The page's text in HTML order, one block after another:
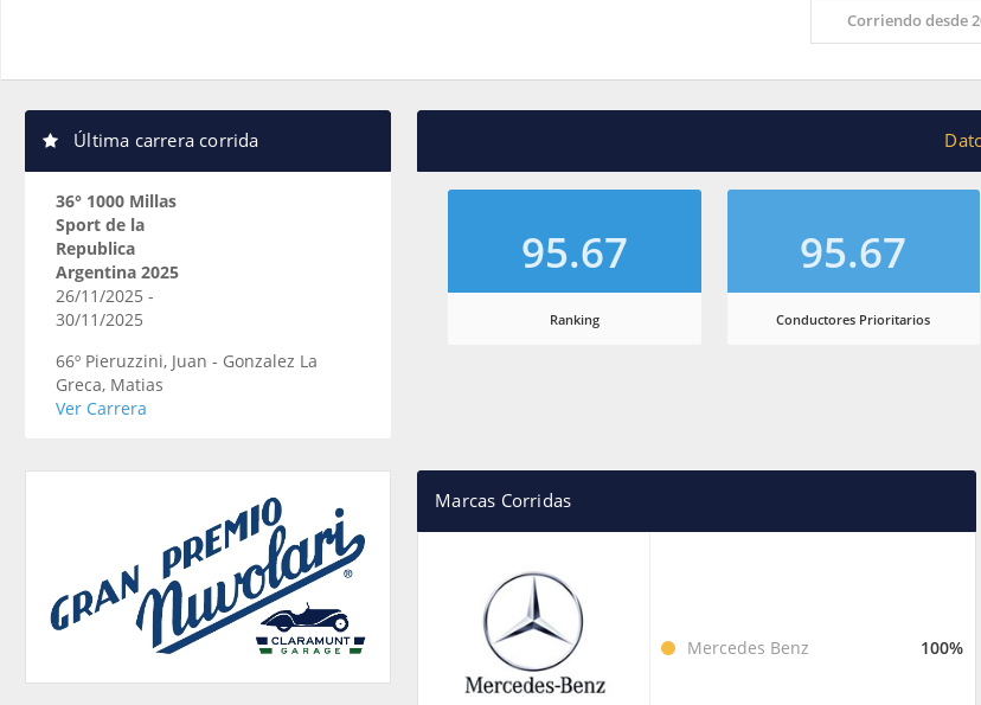
Corriendo desde
Última carrera corrida
36° 1000 Millas
Sport de la
Republica
Argentina 2025
26/11/2025 -
30/11/2025
66º Pieruzzini, Juan - Gonzalez La
Greca, Matias
Ver Carrera
95.67
Ranking
95.67
Conductores Prioritarios
Marcas Corridas
Mercedes Benz 100%